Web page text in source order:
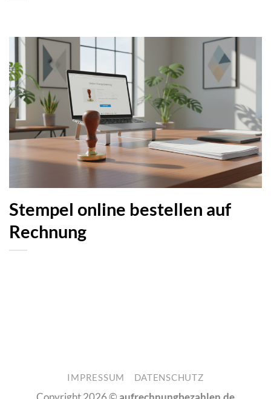
Stempel online bestellen auf
Rechnung
IMPRESSUM DATENSCHUTZ